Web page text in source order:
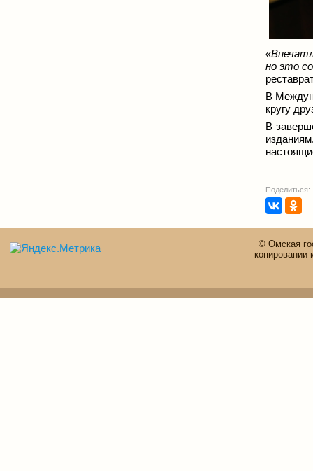
но это
В
кругу
В
Поделиться:
© Омская
копировании